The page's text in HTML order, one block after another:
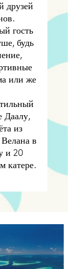
друзей
гость
будь
или же
Даалу,
из
в
и 20
катере.